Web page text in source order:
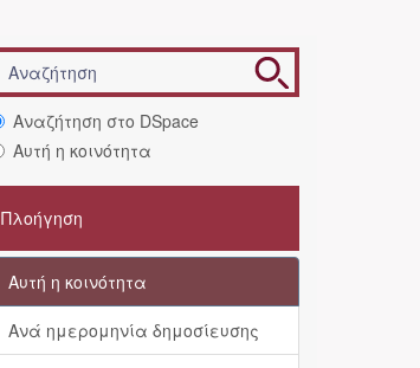
Αναζήτηση στο DSpace
Αυτή η κοινότητα
Πλοήγηση
Αυτή η κοινότητα
Ανά ημερομηνία δημοσίευσης